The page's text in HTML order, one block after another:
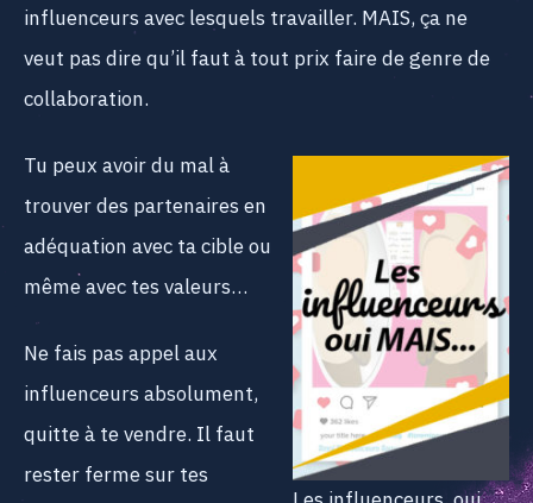
influenceurs avec lesquels travailler. MAIS, ça ne
veut pas dire qu’il faut à tout prix faire de genre de
collaboration.
Tu peux avoir du mal à
trouver des partenaires en
adéquation avec ta cible ou
même avec tes valeurs…
Ne fais pas appel aux
influenceurs absolument,
quitte à te vendre. Il faut
rester ferme sur tes